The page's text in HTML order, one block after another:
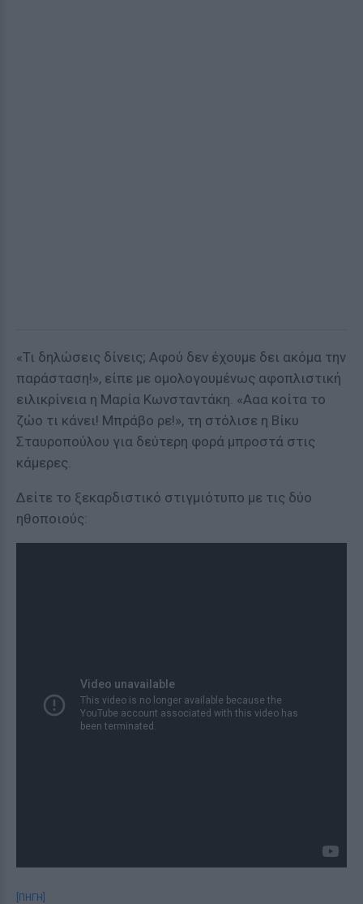
«Τι δηλώσεις δίνεις; Αφού δεν έχουμε δει ακόμα την
παράσταση!», είπε με ομολογουμένως αφοπλιστική
ειλικρίνεια η Μαρία Κωνσταντάκη. «Ααα κοίτα το
ζώο τι κάνει! Μπράβο ρε!», τη στόλισε η Βίκυ
Σταυροπούλου για δεύτερη φορά μπροστά στις
κάμερες.
Δείτε το ξεκαρδιστικό στιγμιότυπο με τις δύο
ηθοποιούς:
[ΠΗΓΗ]